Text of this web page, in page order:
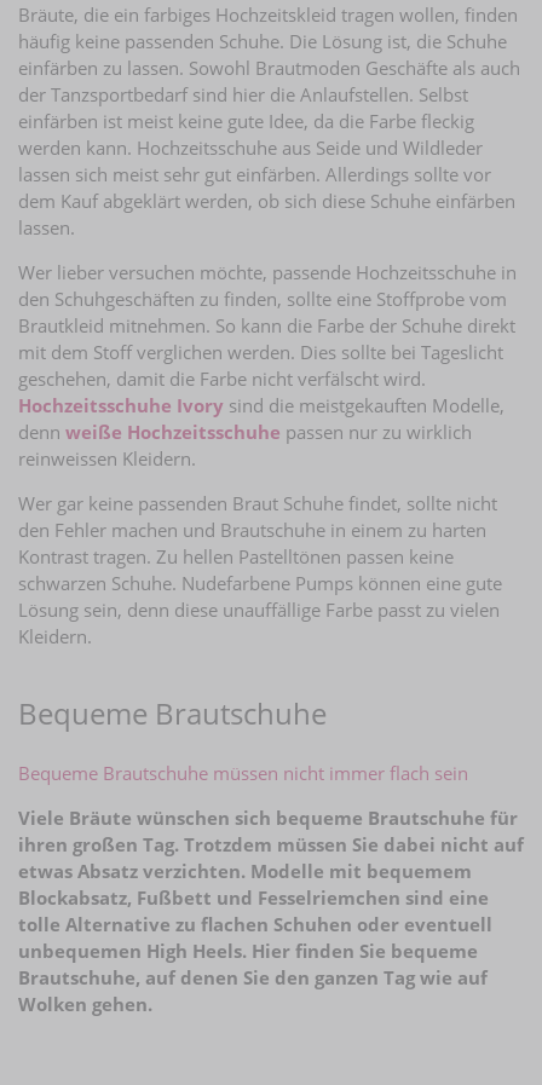
Bräute, die ein farbiges Hochzeitskleid tragen wollen, finden
häufig keine passenden Schuhe. Die Lösung ist, die Schuhe
einfärben zu lassen. Sowohl Brautmoden Geschäfte als auch
der Tanzsportbedarf sind hier die Anlaufstellen. Selbst
einfärben ist meist keine gute Idee, da die Farbe fleckig
werden kann. Hochzeitsschuhe aus Seide und Wildleder
lassen sich meist sehr gut einfärben. Allerdings sollte vor
dem Kauf abgeklärt werden, ob sich diese Schuhe einfärben
lassen.
Wer lieber versuchen möchte, passende Hochzeitsschuhe in
den Schuhgeschäften zu finden, sollte eine Stoffprobe vom
Brautkleid mitnehmen. So kann die Farbe der Schuhe direkt
mit dem Stoff verglichen werden. Dies sollte bei Tageslicht
geschehen, damit die Farbe nicht verfälscht wird.
Hochzeitsschuhe Ivory sind die meistgekauften Modelle,
denn weiße Hochzeitsschuhe passen nur zu wirklich
reinweissen Kleidern.
Wer gar keine passenden Braut Schuhe findet, sollte nicht
den Fehler machen und Brautschuhe in einem zu harten
Kontrast tragen. Zu hellen Pastelltönen passen keine
schwarzen Schuhe. Nudefarbene Pumps können eine gute
Lösung sein, denn diese unauffällige Farbe passt zu vielen
Kleidern.
Bequeme Brautschuhe
Bequeme Brautschuhe müssen nicht immer flach sein
Viele Bräute wünschen sich bequeme Brautschuhe für
ihren großen Tag. Trotzdem müssen Sie dabei nicht auf
etwas Absatz verzichten. Modelle mit bequemem
Blockabsatz, Fußbett und Fesselriemchen sind eine
tolle Alternative zu flachen Schuhen oder eventuell
unbequemen High Heels. Hier finden Sie bequeme
Brautschuhe, auf denen Sie den ganzen Tag wie auf
Wolken gehen.